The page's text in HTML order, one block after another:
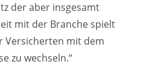
der aber insgesamt
mit der Branche spielt
Versicherten mit dem
zu wechseln.“